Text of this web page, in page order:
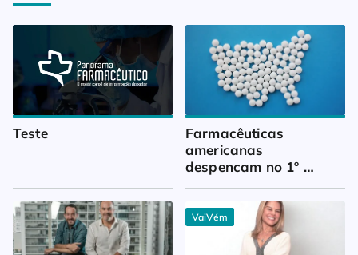
Teste
Farmacêuticas
americanas
despencam no 1º
VaiVém